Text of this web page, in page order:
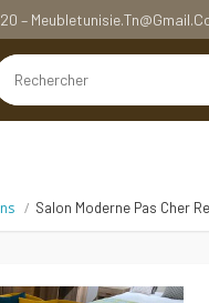
–
Salon Moderne Pas Cher